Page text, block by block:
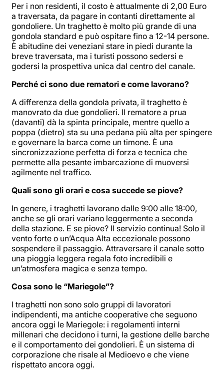
Per i non residenti, il costo è attualmente di 2,00 Euro
a traversata, da pagare in contanti direttamente al
gondoliere. Un traghetto è molto più grande di una
gondola standard e può ospitare fino a 12-14 persone.
È abitudine dei veneziani stare in piedi durante la
breve traversata, ma i turisti possono sedersi e
godersi la prospettiva unica dal centro del canale.
Perché ci sono due rematori e come lavorano?
A differenza della gondola privata, il traghetto è
manovrato da due gondolieri. Il rematore a prua
(davanti) dà la spinta principale, mentre quello a
poppa (dietro) sta su una pedana più alta per spingere
e governare la barca come un timone. È una
sincronizzazione perfetta di forza e tecnica che
permette alla pesante imbarcazione di muoversi
agilmente nel traffico.
Quali sono gli orari e cosa succede se piove?
In genere, i traghetti lavorano dalle 9:00 alle 18:00,
anche se gli orari variano leggermente a seconda
della stazione. E se piove? Il servizio continua! Solo il
vento forte o un’Acqua Alta eccezionale possono
sospendere il passaggio. Attraversare il canale sotto
una pioggia leggera regala foto incredibili e
un’atmosfera magica e senza tempo.
Cosa sono le “Mariegole”?
I traghetti non sono solo gruppi di lavoratori
indipendenti, ma antiche cooperative che seguono
ancora oggi le Mariegole: i regolamenti interni
millenari che decidono i turni, la gestione delle barche
e il comportamento dei gondolieri. È un sistema di
corporazione che risale al Medioevo e che viene
rispettato ancora oggi.